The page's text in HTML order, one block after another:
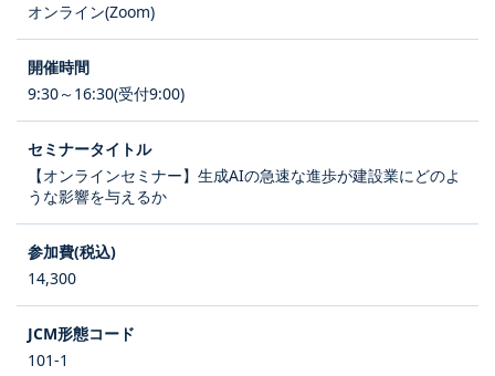
オンライン(Zoom)
9:30～16:30(受付9:00)
【オンラインセミナー】生成AIの急速な進歩が建設業にどのよ
うな影響を与えるか
14,300
101-1